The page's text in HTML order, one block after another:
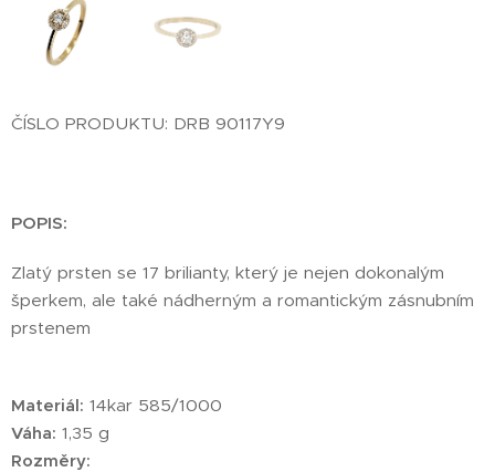
ČÍSLO PRODUKTU: DRB 90117Y9
POPIS:
Zlatý prsten se 17 brilianty, který je nejen dokonalým
šperkem, ale také nádherným a romantickým zásnubním
prstenem
Materiál: 14kar 585/1000
Váha: 1,35 g
Rozměry: